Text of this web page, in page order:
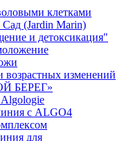
клетками
(Jardin Marin)
и детоксикация"
возрастных изменений
БЕРЕГ»
с ALGO4
для